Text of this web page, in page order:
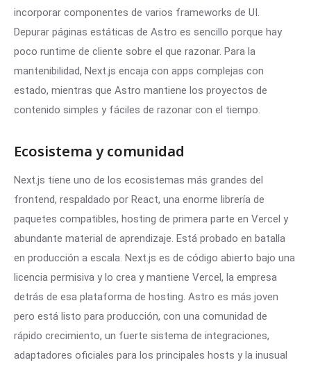
incorporar componentes de varios frameworks de UI.
Depurar páginas estáticas de Astro es sencillo porque hay
poco runtime de cliente sobre el que razonar. Para la
mantenibilidad, Next.js encaja con apps complejas con
estado, mientras que Astro mantiene los proyectos de
contenido simples y fáciles de razonar con el tiempo.
Ecosistema y comunidad
Next.js tiene uno de los ecosistemas más grandes del
frontend, respaldado por React, una enorme librería de
paquetes compatibles, hosting de primera parte en Vercel y
abundante material de aprendizaje. Está probado en batalla
en producción a escala. Next.js es de código abierto bajo una
licencia permisiva y lo crea y mantiene Vercel, la empresa
detrás de esa plataforma de hosting. Astro es más joven
pero está listo para producción, con una comunidad de
rápido crecimiento, un fuerte sistema de integraciones,
adaptadores oficiales para los principales hosts y la inusual